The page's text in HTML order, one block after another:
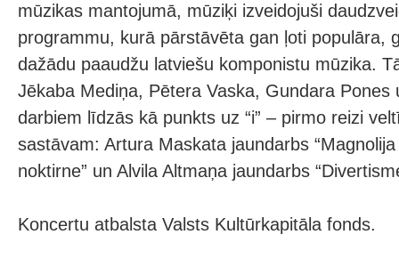
mūzikas mantojumā, mūziķi izveidojuši
programmu, kurā pārstāvēta gan ļoti populāra,
dažādu paaudžu latviešu komponistu mūzika.
Jēkaba Mediņa, Pētera Vaska, Gundara Pones
darbiem līdzās kā punkts uz “i” – pirmo reizi
sastāvam: Artura Maskata jaundarbs
noktirne” un Alvila Altmaņa jaundarbs
Koncertu atbalsta Valsts Kultūrkapitāla fonds.